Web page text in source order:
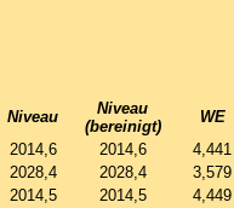
Niveau
Niveau
(bereinigt)
WE
2014,6 2014,6 4,441
2028,4 2028,4 3,579
2014,5 2014,5 4,449